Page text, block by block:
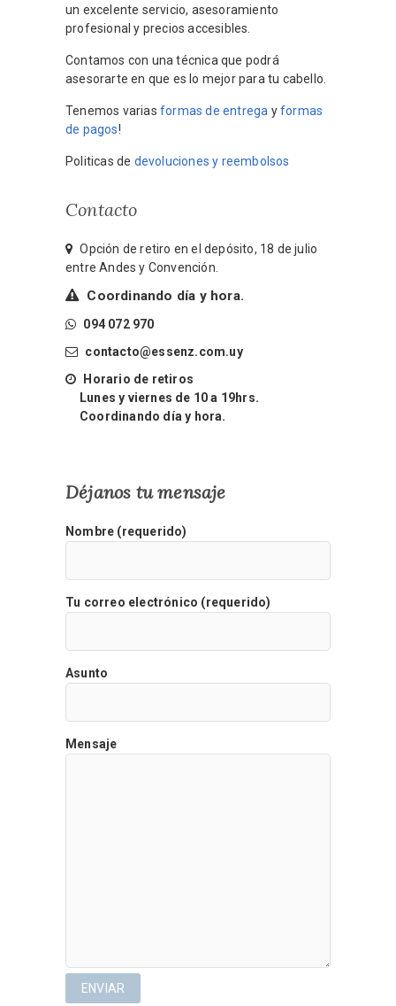
un excelente servicio, asesoramiento
profesional y precios accesibles.
Contamos con una técnica que podrá
asesorarte en que es lo mejor para tu cabello.
Tenemos varias formas de entrega yformas
de pagos!
Politicas de devoluciones y reembolsos
Contacto
Opción de retiro en el depósito, 18 de julio
entre Andes y Convención.
Coordinando día y hora.
094 072 970
contacto@essenz.com.uy
Horario de retiros
Lunes y viernes de 10 a 19hrs.
Coordinando día y hora.
Déjanos tu mensaje
Nombre (requerido)
Tu correo electrónico (requerido)
Asunto
Mensaje